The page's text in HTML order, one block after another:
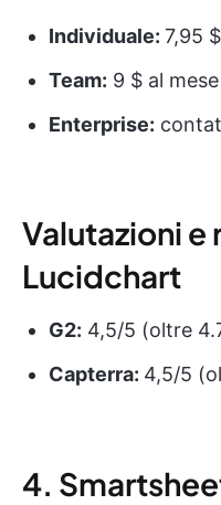
Individuale: 7,95
Team: 9 $ al
Enterprise:
Valutazioni e
Lucidchart
G2: 4,5/5 (oltre
Capterra: 4,5/5
4.